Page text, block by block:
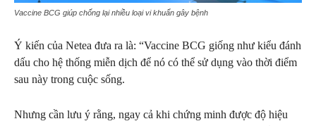
Vaccine BCG giúp chống lại nhiều loại vi khuẩn gây bệnh
Ý kiến của Netea đưa ra là: “Vaccine BCG giống như kiểu đánh
dấu cho hệ thống miễn dịch để nó có thể sử dụng vào thời điểm
sau này trong cuộc sống.
Nhưng cần lưu ý rằng, ngay cả khi chứng minh được độ hiệu